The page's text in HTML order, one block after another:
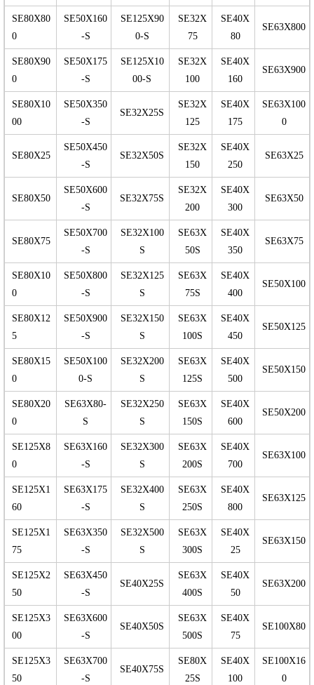
SE80X80
0
SE50X160
-S
SE125X90
0-S
SE32X
75
SE40X
80
SE63X800
SE80X90
0
SE50X175
-S
SE125X10
00-S
SE32X
100
SE40X
160
SE63X900
SE80X10
00
SE50X350
-S
SE32X25S
SE32X
125
SE40X
175
SE63X100
0
SE80X25
SE50X450
-S
SE32X50S
SE32X
150
SE40X
250
SE63X25
SE80X50
SE50X600
-S
SE32X75S
SE32X
200
SE40X
300
SE63X50
SE80X75
SE50X700
-S
SE32X100
S
SE63X
50S
SE40X
350
SE63X75
SE80X10
0
SE50X800
-S
SE32X125
S
SE63X
75S
SE40X
400
SE50X100
SE80X12
5
SE50X900
-S
SE32X150
S
SE63X
100S
SE40X
450
SE50X125
SE80X15
0
SE50X100
0-S
SE32X200
S
SE63X
125S
SE40X
500
SE50X150
SE80X20
0
SE63X80-
S
SE32X250
S
SE63X
150S
SE40X
600
SE50X200
SE125X8
0
SE63X160
-S
SE32X300
S
SE63X
200S
SE40X
700
SE63X100
SE125X1
60
SE63X175
-S
SE32X400
S
SE63X
250S
SE40X
800
SE63X125
SE125X1
75
SE63X350
-S
SE32X500
S
SE63X
300S
SE40X
25
SE63X150
SE125X2
50
SE63X450
-S
SE40X25S
SE63X
400S
SE40X
50
SE63X200
SE125X3
00
SE63X600
-S
SE40X50S
SE63X
500S
SE40X
75
SE100X80
SE125X3
50
SE63X700
-S
SE40X75S
SE80X
25S
SE40X
100
SE100X16
0